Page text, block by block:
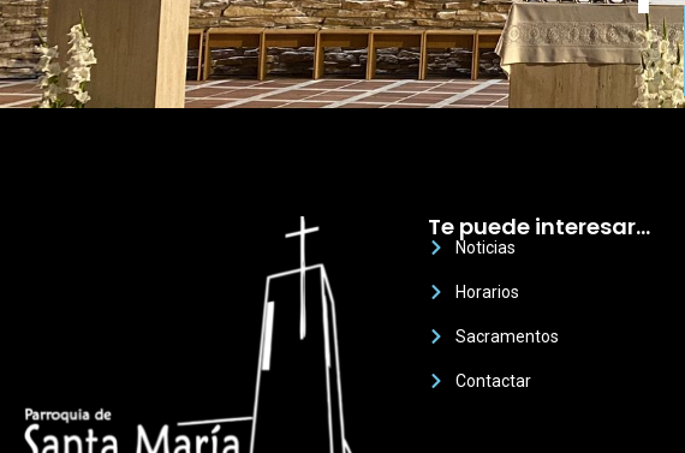
Te puede interesar…
Noticias
Horarios
Sacramentos
Contactar